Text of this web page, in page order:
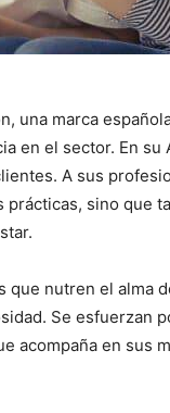
una marca
en el sector. En su
A sus
sino que
que nutren el alma
Se esfuerzan
acompaña en sus